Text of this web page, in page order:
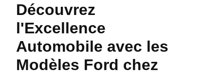
Découvrez
l'Excellence
Automobile avec les
Modèles Ford chez